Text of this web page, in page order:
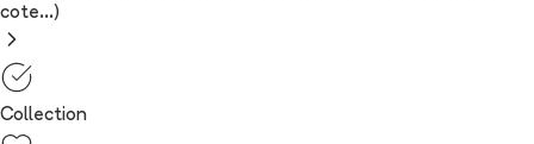
cote...)
Collection